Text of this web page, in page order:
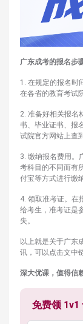
广东成考的报名步
1. 在规定的报名时
在各省的教育考试
2. 准备好相关报名
书、毕业证书、报
试院官方网站上查到
3. 缴纳报名费用。
考科目的不同而有
付宝等方式进行缴纳
4. 领取准考证。在
给考生，准考证是
失。
以上就是关于广东
讯，可以点击文中
深大优课， 值得信
免费领